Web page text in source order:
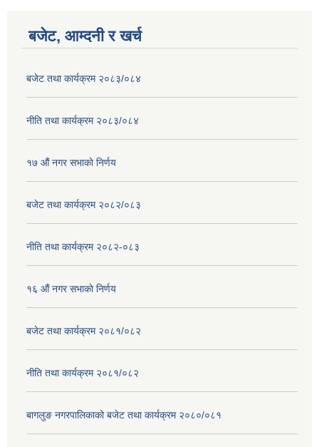
बजेट, आम्दनी र खर्च
बजेट तथा कार्यक्रम २०८३/०८४
नीति तथा कार्यक्रम २०८३/०८४
१७ ‌‍औं नगर सभाकाे निर्णय
बजेट तथा कार्यक्रम २०८२/०८३
नीति तथा कार्यक्रम २०८२-०८३
१६ ‌औं नगर सभाकाे निर्णय
बजेट तथा कार्यक्रम २०८१/०८२
नीति तथा कार्यक्रम २०८१/०८२
बागलुङ नगरपालिकाको बजेट तथा कार्यक्रम २०८०/०८१